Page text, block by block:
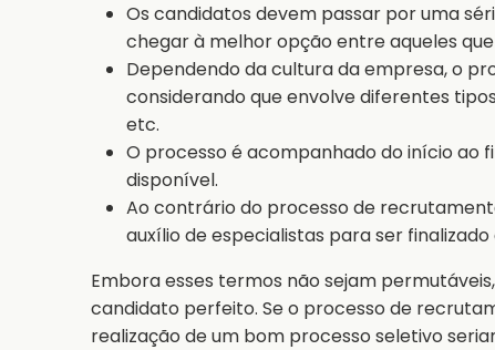
Os candidatos devem passar por uma
chegar à melhor opção entre aqueles
Dependendo da cultura da empresa, o
considerando que envolve diferentes
etc.
O processo é acompanhado do início
disponível.
Ao contrário do processo de
auxílio de especialistas para ser finalizado
Embora esses termos não sejam
candidato perfeito. Se o processo de
realização de um bom processo seletivo